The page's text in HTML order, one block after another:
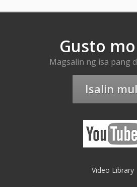
Gusto
Magsalin ng isa pang
Isalin
Video Library